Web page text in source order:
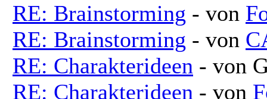
RE: Brainstorming - von
RE: Brainstorming - von
RE: Charakterideen - von
RE: Charakterideen - von